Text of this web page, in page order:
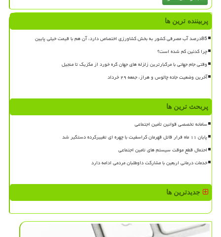
پربیننده ترین ها
85درصد آب مصرفی کشور به بخش کشاورزی اختصاص دارد، آن هم با قیمت خیلی پایین
چرا کدئین کم شده است؟
وقتی جام جهانی با مرگبارترین زلزله های جهان گره خورد از مکزیک تا منجیل
آخرین وضعیت جاده چالوس و هراز، جمعه ۲۹ خرداد
پربحث ترین ها
سامانه تخصصی قوانین تأمین اجتماعی
پایان ۱۱ ماه فرار قاتل قهرمان کراسفیت با چهره ای تغییرکرده دستگیر شد
احتمال قطع موقت سیستم های تامین اجتماعی
خدمات درمانی اربعین با مشارکت داوطلبان مردمی ادامه دارد
جدیدترین ها